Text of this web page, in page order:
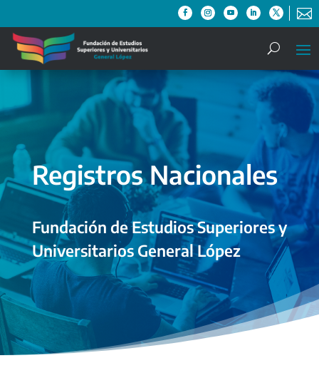

Registros Nacionales
Fundación de Estudios Superiores y
Universitarios General López